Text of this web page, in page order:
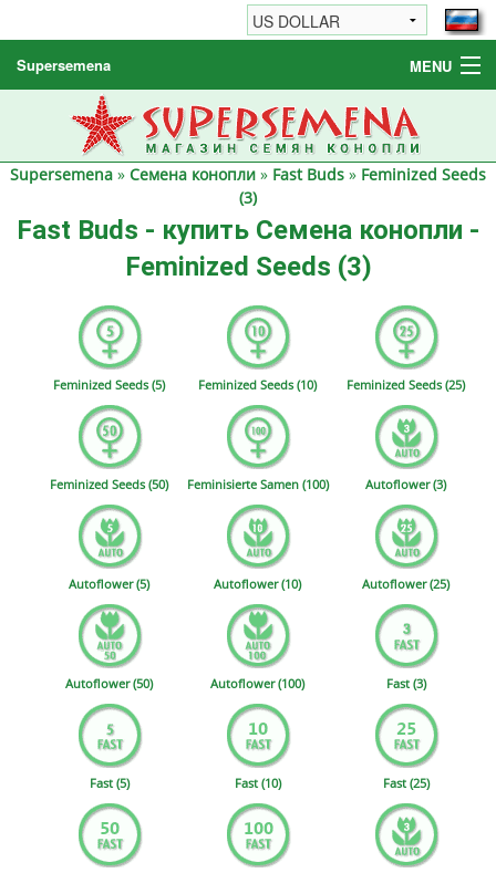
Supersemena MENU
Семена конопли
Другие товары
Supersemena » Семена конопли » Fast Buds » Feminized Seeds
(3)
Fast Buds - купить Семена конопли -
Feminized Seeds (3)
Feminized Seeds (5) Feminized Seeds (10) Feminized Seeds (25)
Feminized Seeds (50) Feminisierte Samen (100) Autoflower (3)
Autoflower (5) Autoflower (10) Autoflower (25)
Autoflower (50) Autoflower (100) Fast (3)
Fast (5) Fast (10) Fast (25)